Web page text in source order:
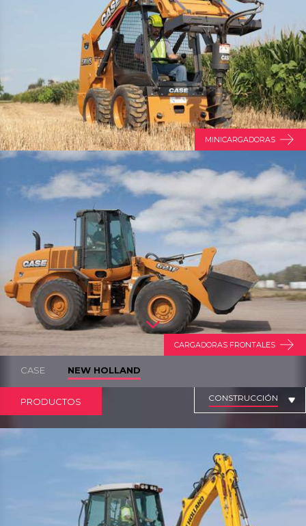
MINICARGADORAS
CARGADORAS FRONTALES
CASE NEW HOLLAND
PRODUCTOS CONSTRUCCIÓN